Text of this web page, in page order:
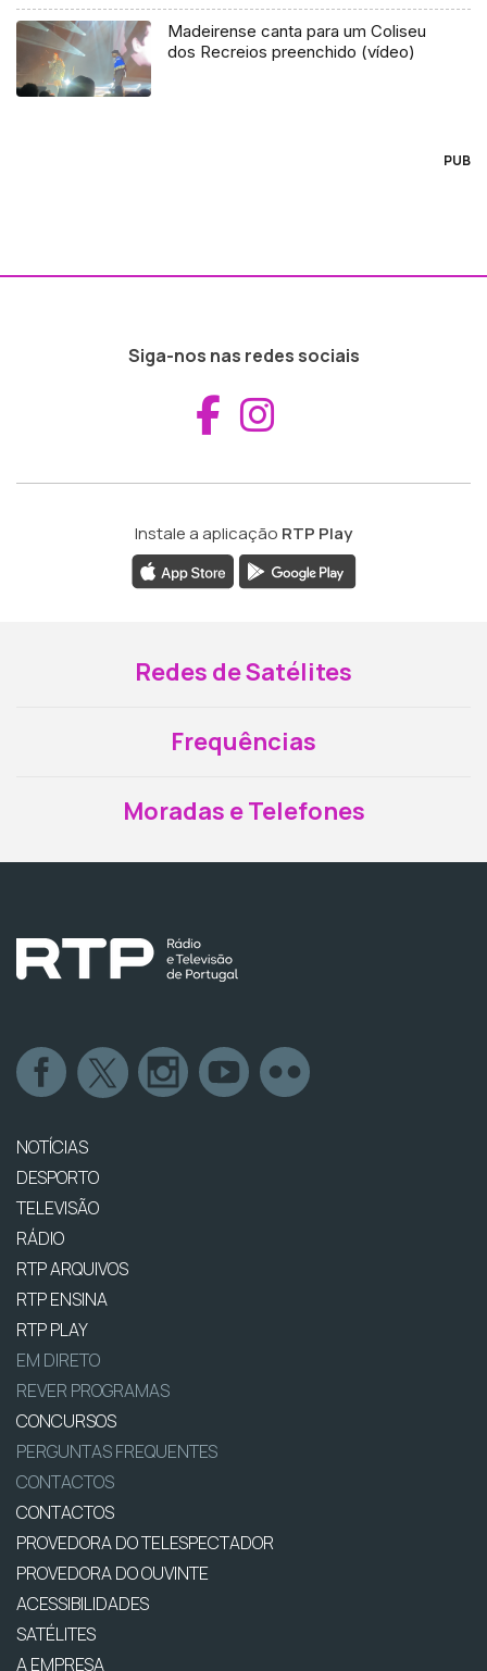
Madeirense canta para um Coliseu
dos Recreios preenchido (vídeo)
PUB
Siga-nos nas redes sociais
Aceder ao
Instale a aplicação RTP Play
Redes de Satélites
Frequências
Moradas e Telefones
NOTÍCIAS
DESPORTO
TELEVISÃO
RÁDIO
RTP ARQUIVOS
RTP ENSINA
RTP PLAY
EM DIRETO
REVER PROGRAMAS
CONCURSOS
PERGUNTAS FREQUENTES
CONTACTOS
CONTACTOS
PROVEDORA DO TELESPECTADOR
PROVEDORA DO OUVINTE
ACESSIBILIDADES
SATÉLITES
A EMPRESA